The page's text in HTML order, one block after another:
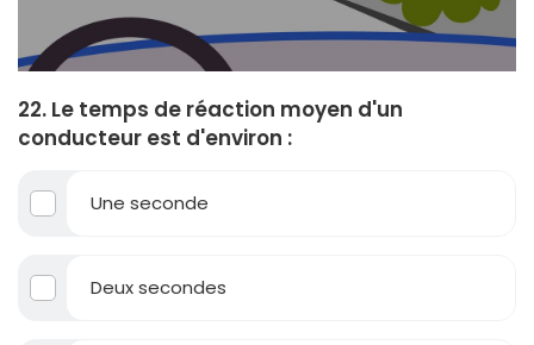
22. Le temps de réaction moyen d'un
conducteur est d'environ :
Une seconde
Deux secondes